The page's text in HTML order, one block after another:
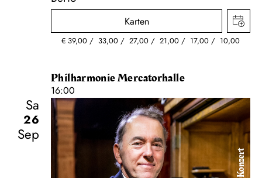
Karten
€ 39,00 33,00 27,00 21,00 17,00 10,00
Philharmonie Mercatorhalle
16:00
Sa
26
Sep
Konzert